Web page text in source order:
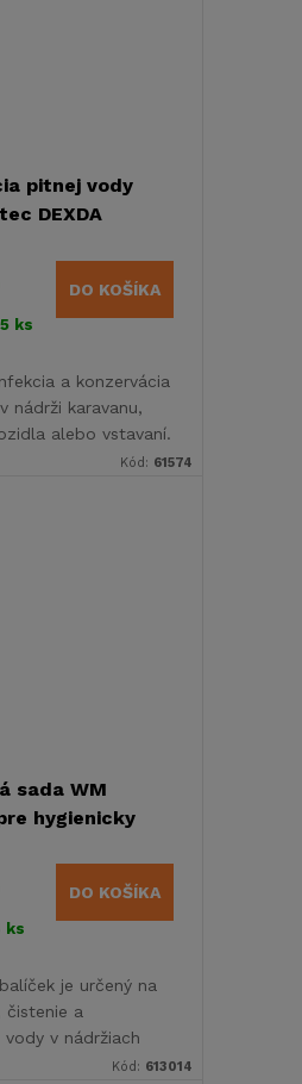
pitnej vody
DEXDA
120 ml
ks
DO KOŠÍKA
a konzervácia
nádrži karavanu,
alebo vstavaní.
baktérie, vírusy a
Kód: 61574
sada WM
hygienicky
- 160 l nádrž
ks
DO KOŠÍKA
je určený na
čistenie a
vody v nádržiach
vozidla,
Kód: 613014